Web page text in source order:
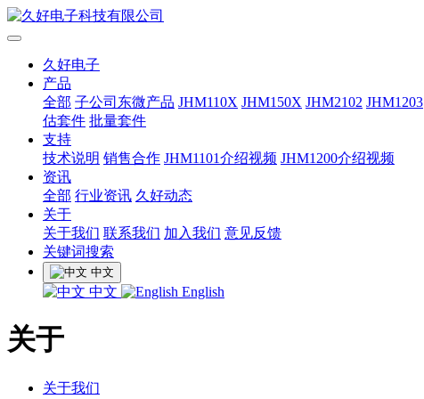
久好电子
产品
全部 子公司东微产品 JHM110X JHM150X JHM2102 JHM1203
估套件 批量套件
支持
技术说明 销售合作 JHM1101介绍视频 JHM1200介绍视频
资讯
全部 行业资讯 久好动态
关于
关于我们 联系我们 加入我们 意见反馈
关键词搜索
中文
中文 English
关于
关于我们